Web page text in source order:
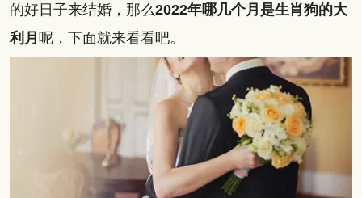
的好日子来结婚，那么2022年哪几个月是生肖狗的大
利月 呢，下面就来看看吧。